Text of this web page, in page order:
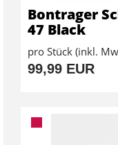
Bontrager
47 Black
pro Stück (inkl.
99,99 EUR